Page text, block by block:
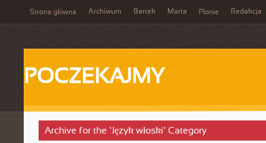
Strona główna Archiwum Bartek Marta Płonie Redakcja
POCZEKAJMY
Archive for the ‘Język włoski’ Category